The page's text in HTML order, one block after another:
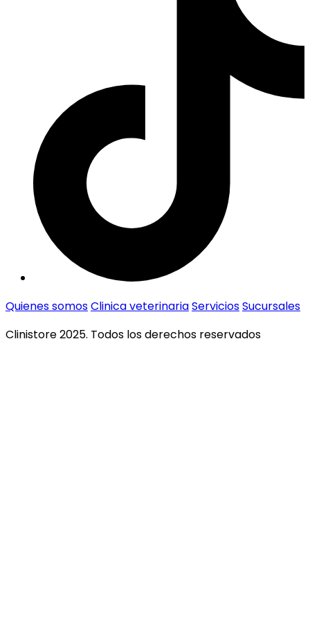
Quienes somosClinica veterinariaServiciosSucursales
Clinistore 2025. Todos los derechos reservados